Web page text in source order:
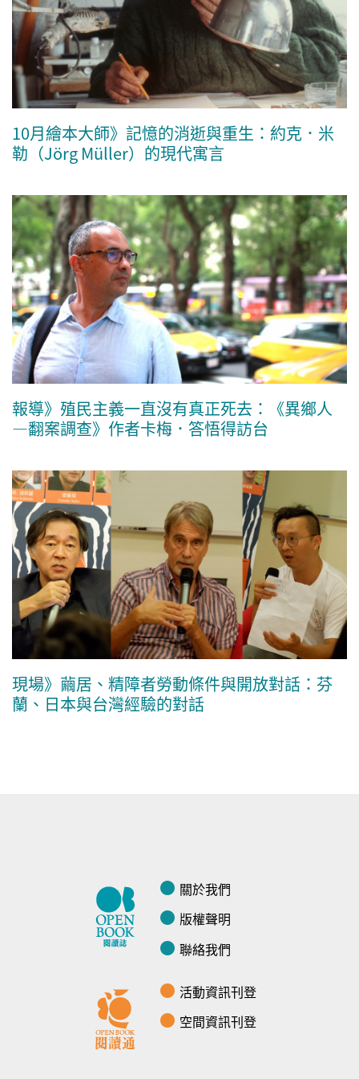
10月繪本大師》記憶的消逝與重生：約克．米
勒（Jörg Müller）的現代寓言
報導》殖民主義一直沒有真正死去：《異鄉人
—翻案調查》作者卡梅．答悟得訪台
現場》繭居、精障者勞動條件與開放對話：芬
蘭、日本與台灣經驗的對話
關於我們
版權聲明
聯絡我們
活動資訊刊登
空間資訊刊登